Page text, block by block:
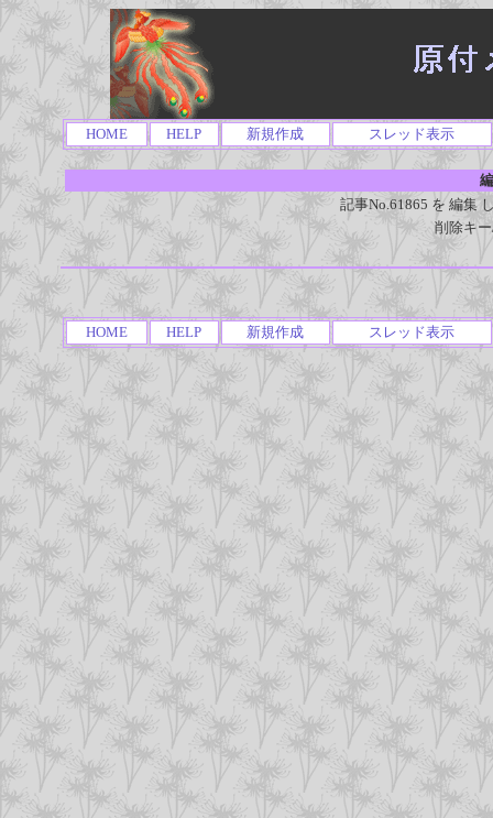
HOME HELP 新規作成 スレッド表示
記事No.61865 を 編集
削除キ
HOME HELP 新規作成 スレッド表示